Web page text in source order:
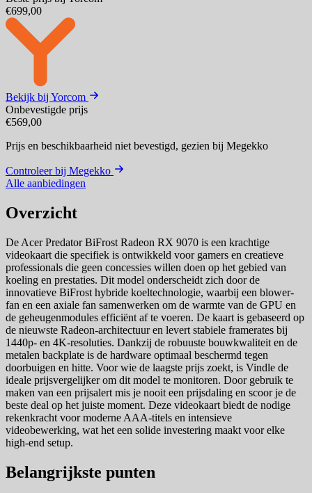
€699,00
Bekijk bij Yorcom
Onbevestigde prijs
€569,00
Prijs en beschikbaarheid niet bevestigd, gezien bij Megekko
Controleer bij Megekko
Alle aanbiedingen
Overzicht
De Acer Predator BiFrost Radeon RX 9070 is een krachtige
videokaart die specifiek is ontwikkeld voor gamers en creatieve
professionals die geen concessies willen doen op het gebied van
koeling en prestaties. Dit model onderscheidt zich door de
innovatieve BiFrost hybride koeltechnologie, waarbij een blower-
fan en een axiale fan samenwerken om de warmte van de GPU en
de geheugenmodules efficiënt af te voeren. De kaart is gebaseerd op
de nieuwste Radeon-architectuur en levert stabiele framerates bij
1440p- en 4K-resoluties. Dankzij de robuuste bouwkwaliteit en de
metalen backplate is de hardware optimaal beschermd tegen
doorbuigen en hitte. Voor wie de laagste prijs zoekt, is Vindle de
ideale prijsvergelijker om dit model te monitoren. Door gebruik te
maken van een prijsalert mis je nooit een prijsdaling en scoor je de
beste deal op het juiste moment. Deze videokaart biedt de nodige
rekenkracht voor moderne AAA-titels en intensieve
videobewerking, wat het een solide investering maakt voor elke
high-end setup.
Belangrijkste punten